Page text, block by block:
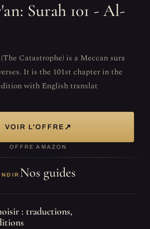
Surah 101 - Al-
Catastrophe) is a Meccan sura
It is the 101st chapter in the
with English translat
VOIR L'OFFRE ↗
OFFRE AMAZON
Nos guides
: traductions,